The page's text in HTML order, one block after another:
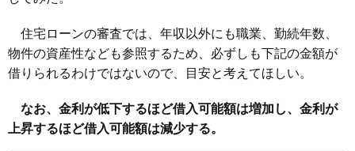
164 吉井町黒熊 2.0万円 273万円
165 下室田町 1.8万円 228万円 -21.9%
166 吉井町塩 1.5万円 330万円
168 吉井町上奥平 1.3万円 263万円 -16.3%
住宅ローンの審査では、年収以外にも職業、勤続年数、
物件の資産性なども参照するため、必ずしも下記の金額が
借りられるわけではないので、目安と考えてほしい。
なお、金利が低下するほど借入可能額は増加し、金利が
上昇するほど借入可能額は減少する。